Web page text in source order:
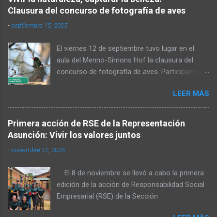
Clausura del concurso de fotografía de aves
-septiembre 15, 2025
El viernes 12 de septiembre tuvo lugar en el
aula del Menno-Simons Hof la clausura del
concurso de fotografía de aves. Participantes,
naturaleza se reunieron para admirar las fotos
premiadas y cerrar juntos el concurso. Al inicio,
Elvin Rempel dio la bienvenida a los presentes.
Posteriormente, el miembro del Consejo de
Administración, Stefan Dück, habló sobre la
belleza del Chaco y felicitó a los participantes
6:36 y señaló que una parte de las fotografías
será publicada en el calendario del próximo
año. También expresó su agradecimiento a los
LEER MÁS
Primera acción de RSE de la Representación
Asunción: Vivir los valores juntos
-noviembre 11, 2025
El 8 de noviembre se llevó a cabo la primera
edición de la acción de Responsabilidad Social
Empresarial (RSE) de la Sección